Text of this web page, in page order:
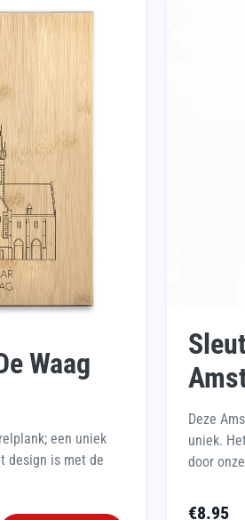
Waag
een uniek
design is met de
Deze
uniek.
door
€8.95